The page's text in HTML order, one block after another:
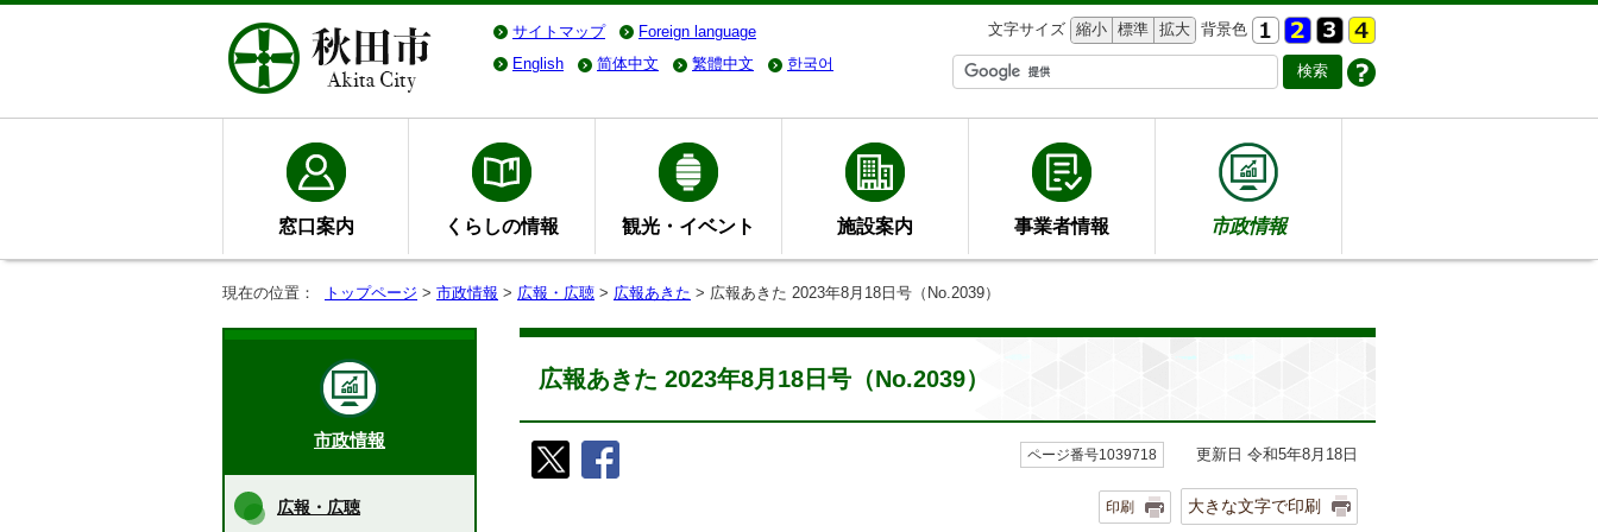
サイトマップ Foreign language 文字サイズ 縮小 標準 拡大 背景色
English
简体中文 繁體中文 한국어
窓口案内 くらしの情報 観光・イベント 施設案内 事業者情報 市政情報
現在の位置： トップページ > 市政情報 > 広報・広聴 > 広報あきた > 広報あきた 2023年8月18日号（No.2039）
広報あきた 2023年8月18日号（No.2039）
ページ番号1039718 更新日 令和5年8月18日
印刷 大きな文字で印刷
市政情報
広報・広聴